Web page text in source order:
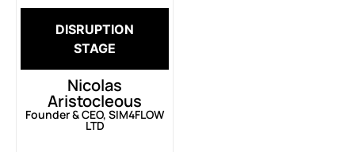
DISRUPTION
STAGE
Nicolas
Aristocleous
Founder & CEO, SIM4FLOW
LTD